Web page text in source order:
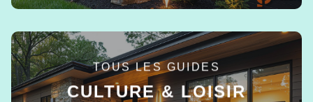
TOUS LES GUIDES
CULTURE & LOISIR